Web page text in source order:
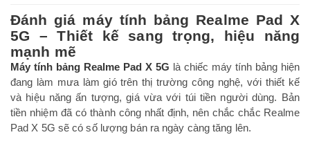
Đánh giá máy tính bảng Realme Pad X
5G – Thiết kế sang trọng, hiệu năng
mạnh mẽ
Máy tính bảng Realme Pad X 5G là chiếc máy tính bảng hiện
đang làm mưa làm gió trên thị trường công nghệ, với thiết kế
và hiệu năng ấn tượng, giá vừa với túi tiền người dùng. Bản
tiền nhiệm đã có thành công nhất định, nên chắc chắc Realme
Pad X 5G sẽ có số lượng bán ra ngày càng tăng lên.